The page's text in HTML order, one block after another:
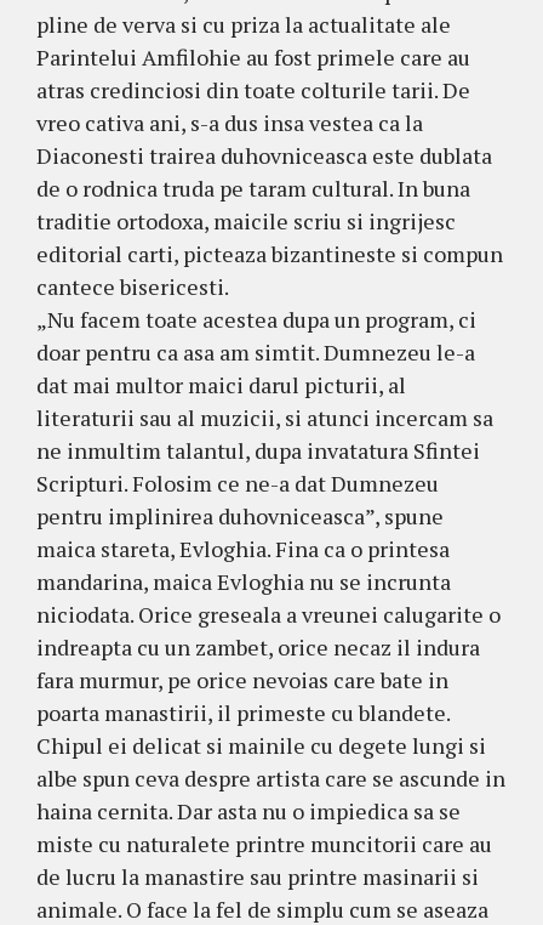
pline de verva si cu priza la actualitate ale
Parintelui Amfilohie au fost primele care au
atras credinciosi din toate colturile tarii. De
vreo cativa ani, s-a dus insa vestea ca la
Diaconesti trairea duhovniceasca este dublata
de o rodnica truda pe taram cultural. In buna
traditie ortodoxa, maicile scriu si ingrijesc
editorial carti, picteaza bizantineste si compun
cantece bisericesti.
„Nu facem toate acestea dupa un program, ci
doar pentru ca asa am simtit. Dumnezeu le-a
dat mai multor maici darul picturii, al
literaturii sau al muzicii, si atunci incercam sa
ne inmultim talantul, dupa invatatura Sfintei
Scripturi. Folosim ce ne-a dat Dumnezeu
pentru implinirea duhovniceasca”, spune
maica stareta, Evloghia. Fina ca o printesa
mandarina, maica Evloghia nu se incrunta
niciodata. Orice greseala a vreunei calugarite o
indreapta cu un zambet, orice necaz il indura
fara murmur, pe orice nevoias care bate in
poarta manastirii, il primeste cu blandete.
Chipul ei delicat si mainile cu degete lungi si
albe spun ceva despre artista care se ascunde in
haina cernita. Dar asta nu o impiedica sa se
miste cu naturalete printre muncitorii care au
de lucru la manastire sau printre masinarii si
animale. O face la fel de simplu cum se aseaza